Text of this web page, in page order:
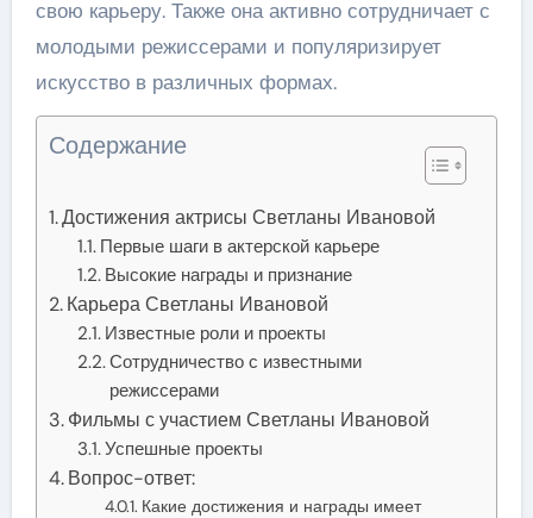
свою карьеру. Также она активно сотрудничает с
молодыми режиссерами и популяризирует
искусство в различных формах.
Содержание
Достижения актрисы Светланы Ивановой
Первые шаги в актерской карьере
Высокие награды и признание
Карьера Светланы Ивановой
Известные роли и проекты
Сотрудничество с известными
режиссерами
Фильмы с участием Светланы Ивановой
Успешные проекты
Вопрос-ответ:
Какие достижения и награды имеет